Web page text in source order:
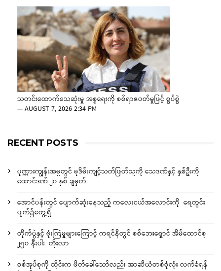
သတင်းထောက်သေဆုံးမှု အစ္စရေးကို စစ်ရာဇဝတ်မှုဖြင့် စွပ်စွဲ
—AUGUST 7, 2026 2:34 PM
RECENT POSTS
ပုဏ္ဏားကျွန်းအမှုတွင် မုဒိမ်းကျင့်သတ်ဖြတ်သူကို သေဒဏ်နှင့် နှစ်ဦးကို
ထောင်ဒဏ် ၂၀ နှစ် ချမှတ်
အောင်ပန်းတွင် ပျောက်ဆုံးနေသည့် ကလေးငယ်အလောင်းကို ရေတွင်း
ပျက်၌တွေ့ရှိ
တိုက်ပွဲနှင့် ဗုံးကြဲမှုများကြောင့် ကရင်နီတွင် စစ်ဘေးရှောင် အိမ်ထောင်စု
၂၅၀ နီးပါး တိုးလာ
စစ်အုပ်စုကို ထိုင်းက ဖိတ်ခေါ်သော်လည်း အာဆီယံတစ်စုံလုံး လက်ခံရန်